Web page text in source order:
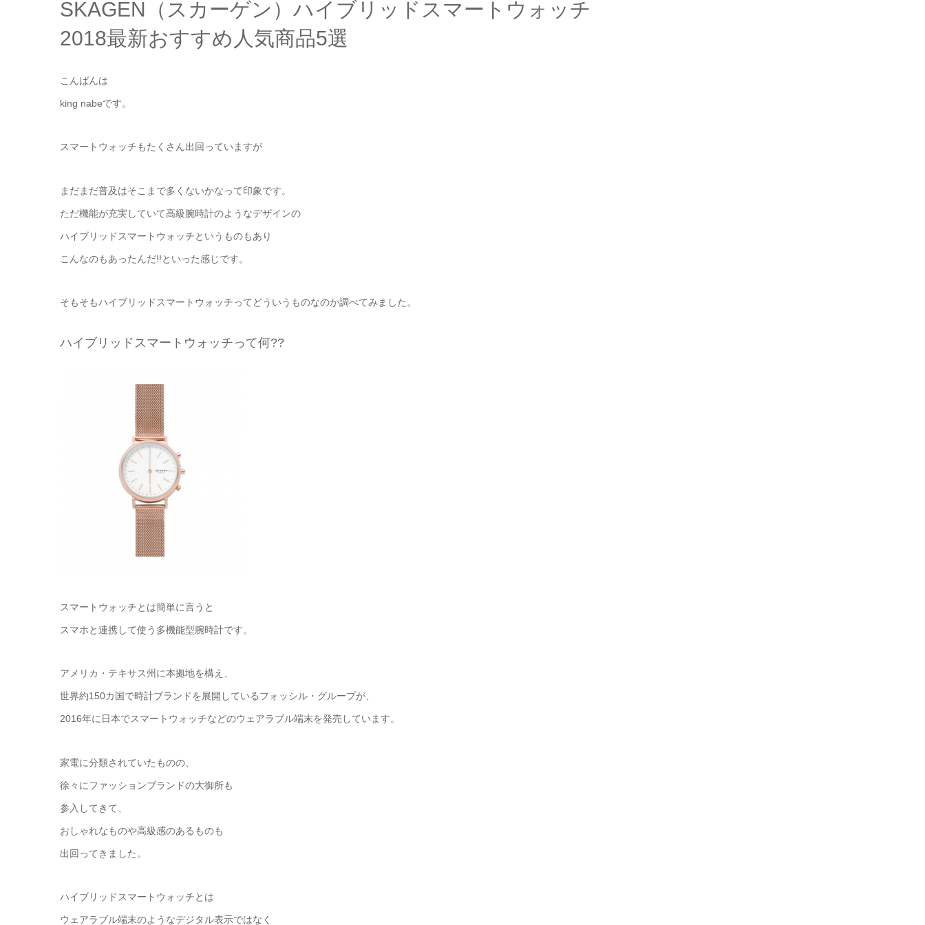
SKAGEN（スカーゲン）ハイブリッドスマートウォッチ
2018最新おすすめ人気商品5選
こんばんは
king nabeです。
スマートウォッチもたくさん出回っていますが
まだまだ普及はそこまで多くないかなって印象です。
ただ機能が充実していて高級腕時計のようなデザインの
ハイブリッドスマートウォッチというものもあり
こんなのもあったんだ!!といった感じです。
そもそもハイブリッドスマートウォッチってどういうものなのか調べてみました。
ハイブリッドスマートウォッチって何??
スマートウォッチとは簡単に言うと
スマホと連携して使う多機能型腕時計です。
アメリカ・テキサス州に本拠地を構え、
世界約150カ国で時計ブランドを展開しているフォッシル・グループが、
2016年に日本でスマートウォッチなどのウェアラブル端末を発売しています。
家電に分類されていたものの、
徐々にファッションブランドの大御所も
参入してきて、
おしゃれなものや高級感のあるものも
出回ってきました。
ハイブリッドスマートウォッチとは
ウェアラブル端末のようなデジタル表示ではなく